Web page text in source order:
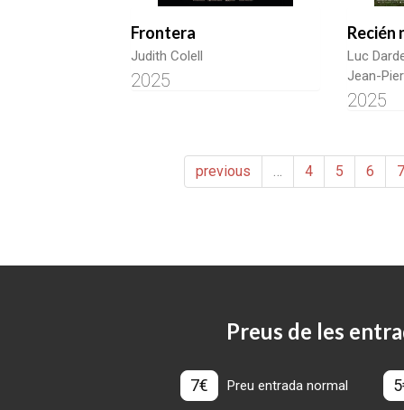
Frontera
Judith Colell
2025
Recién
Luc
Jean-
2025
previous … 4 5 6 7
Preus de les
7€ Preu entrada normal